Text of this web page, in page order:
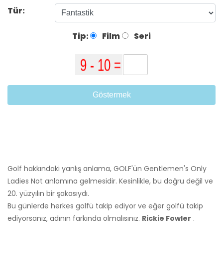
Tür:
Tip: Film Seri
Göstermek
Golf hakkındaki yanlış anlama, GOLF'ün Gentlemen's Only
Ladies Not anlamına gelmesidir. Kesinlikle, bu doğru değil ve
20. yüzyılın bir şakasıydı.
Bu günlerde herkes golfü takip ediyor ve eğer golfü takip
ediyorsanız, adının farkında olmalısınız. Rickie Fowler .